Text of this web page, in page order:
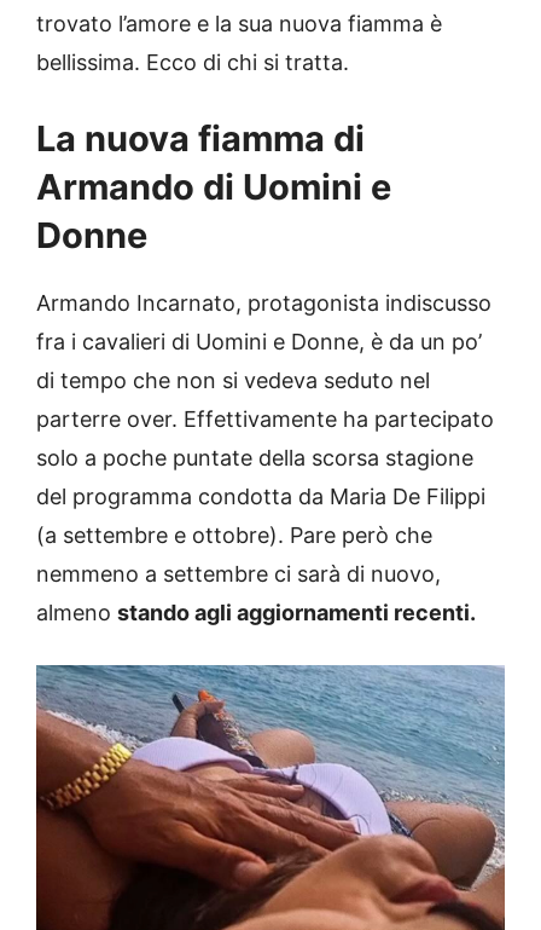
trovato l’amore e la sua nuova fiamma è
bellissima. Ecco di chi si tratta.
La nuova fiamma di
Armando di Uomini e
Donne
Armando Incarnato, protagonista indiscusso
fra i cavalieri di Uomini e Donne, è da un po’
di tempo che non si vedeva seduto nel
parterre over. Effettivamente ha partecipato
solo a poche puntate della scorsa stagione
del programma condotta da Maria De Filippi
(a settembre e ottobre). Pare però che
nemmeno a settembre ci sarà di nuovo,
almeno stando agli aggiornamenti recenti.